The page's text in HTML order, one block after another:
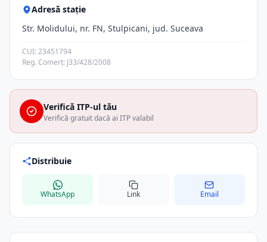
Adresă stație
Str. Molidului, nr. FN, Stulpicani, jud. Suceava
CUI: 23451794
Reg. Comerț: J33/428/2008
Verifică ITP-ul tău
Verifică gratuit dacă ai ITP valabil
Distribuie
WhatsApp Link Email